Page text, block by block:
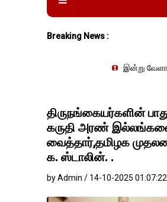
Breaking News :
இன்று வேளாண்
திருநங்கையர்களின்
கருதி அரண் இல்லங்களை
வைத்தார்,தமிழக
க. ஸ்டாலின். .
by Admin / 14-10-2025